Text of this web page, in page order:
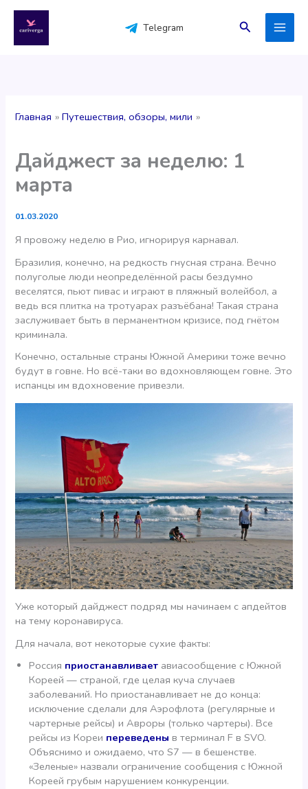
содержимому
Telegram Поиск
Главная Путешествия, обзоры, мили
Дайджест за неделю: 1
марта
01.03.2020
Я провожу неделю в Рио, игнорируя карнавал.
Бразилия, конечно, на редкость гнусная страна. Вечно
полуголые люди неопределённой расы бездумно
веселятся, пьют пивас и играют в пляжный волейбол, а
ведь вся плитка на тротуарах разъёбана! Такая страна
заслуживает быть в перманентном кризисе, под гнётом
криминала.
Конечно, остальные страны Южной Америки тоже вечно
будут в говне. Но всё-таки во вдохновляющем говне. Это
испанцы им вдохновение привезли.
Уже который дайджест подряд мы начинаем с апдейтов
на тему коронавируса.
Для начала, вот некоторые сухие факты:
Россия приостанавливает авиасообщение с Южной
Кореей — страной, где целая куча случаев
заболеваний. Но приостанавливает не до конца:
исключение сделали для Аэрофлота (регулярные и
чартерные рейсы) и Авроры (только чартеры). Все
рейсы из Кореи переведены в терминал F в SVO.
Объяснимо и ожидаемо, что S7 — в бешенстве.
«Зеленые» назвали ограничение сообщения с Южной
Кореей грубым нарушением конкуренции.